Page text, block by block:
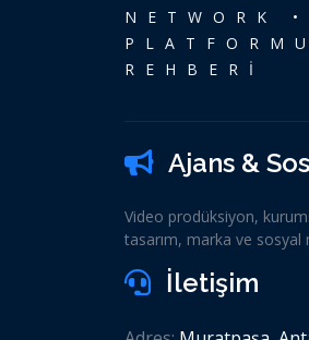
NETWORK
REHBERİ
Ajans &
Video prodüksiyon,
tasarım, marka ve
İletişim